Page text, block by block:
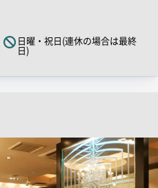
日曜・祝日(連休の場合は最終
日)